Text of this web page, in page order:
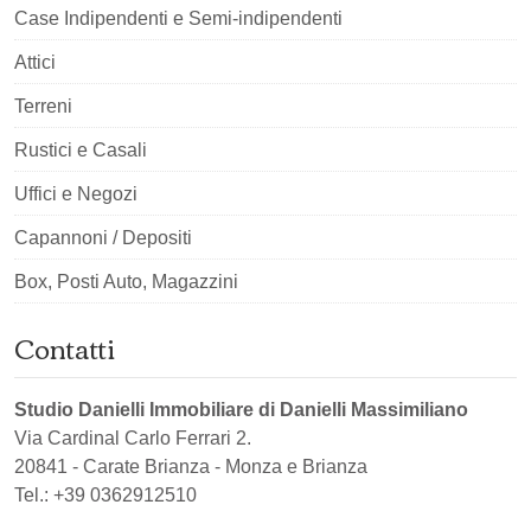
Case Indipendenti e Semi-indipendenti
Attici
Terreni
Rustici e Casali
Uffici e Negozi
Capannoni / Depositi
Box, Posti Auto, Magazzini
Contatti
Studio Danielli Immobiliare di Danielli Massimiliano
Via Cardinal Carlo Ferrari 2.
20841 - Carate Brianza - Monza e Brianza
Tel.: +39 0362912510